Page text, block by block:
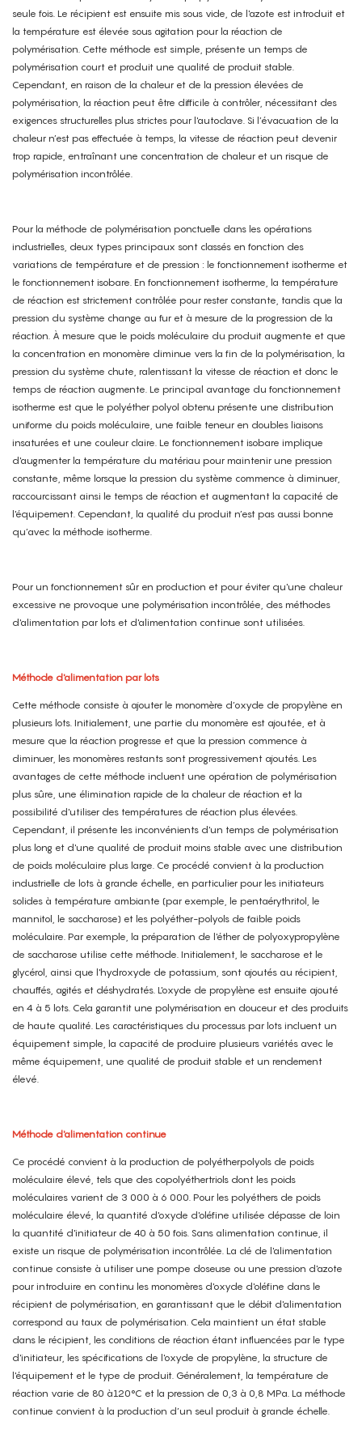
seule fois. Le récipient est ensuite mis sous vide, de l'azote est introduit et
la température est élevée sous agitation pour la réaction de
polymérisation. Cette méthode est simple, présente un temps de
polymérisation court et produit une qualité de produit stable.
Cependant, en raison de la chaleur et de la pression élevées de
polymérisation, la réaction peut être difficile à contrôler, nécessitant des
exigences structurelles plus strictes pour l'autoclave. Si l’évacuation de la
chaleur n’est pas effectuée à temps, la vitesse de réaction peut devenir
trop rapide, entraînant une concentration de chaleur et un risque de
polymérisation incontrôlée.
Pour la méthode de polymérisation ponctuelle dans les opérations
industrielles, deux types principaux sont classés en fonction des
variations de température et de pression : le fonctionnement isotherme et
le fonctionnement isobare. En fonctionnement isotherme, la température
de réaction est strictement contrôlée pour rester constante, tandis que la
pression du système change au fur et à mesure de la progression de la
réaction. À mesure que le poids moléculaire du produit augmente et que
la concentration en monomère diminue vers la fin de la polymérisation, la
pression du système chute, ralentissant la vitesse de réaction et donc le
temps de réaction augmente. Le principal avantage du fonctionnement
isotherme est que le polyéther polyol obtenu présente une distribution
uniforme du poids moléculaire, une faible teneur en doubles liaisons
insaturées et une couleur claire. Le fonctionnement isobare implique
d'augmenter la température du matériau pour maintenir une pression
constante, même lorsque la pression du système commence à diminuer,
raccourcissant ainsi le temps de réaction et augmentant la capacité de
l'équipement. Cependant, la qualité du produit n’est pas aussi bonne
qu’avec la méthode isotherme.
Pour un fonctionnement sûr en production et pour éviter qu'une chaleur
excessive ne provoque une polymérisation incontrôlée, des méthodes
d'alimentation par lots et d'alimentation continue sont utilisées.
Méthode d'alimentation par lots
Cette méthode consiste à ajouter le monomère d’oxyde de propylène en
plusieurs lots. Initialement, une partie du monomère est ajoutée, et à
mesure que la réaction progresse et que la pression commence à
diminuer, les monomères restants sont progressivement ajoutés. Les
avantages de cette méthode incluent une opération de polymérisation
plus sûre, une élimination rapide de la chaleur de réaction et la
possibilité d'utiliser des températures de réaction plus élevées.
Cependant, il présente les inconvénients d'un temps de polymérisation
plus long et d'une qualité de produit moins stable avec une distribution
de poids moléculaire plus large. Ce procédé convient à la production
industrielle de lots à grande échelle, en particulier pour les initiateurs
solides à température ambiante (par exemple, le pentaérythritol, le
mannitol, le saccharose) et les polyéther-polyols de faible poids
moléculaire. Par exemple, la préparation de l'éther de polyoxypropylène
de saccharose utilise cette méthode. Initialement, le saccharose et le
glycérol, ainsi que l'hydroxyde de potassium, sont ajoutés au récipient,
chauffés, agités et déshydratés. L'oxyde de propylène est ensuite ajouté
en 4 à 5 lots. Cela garantit une polymérisation en douceur et des produits
de haute qualité. Les caractéristiques du processus par lots incluent un
équipement simple, la capacité de produire plusieurs variétés avec le
même équipement, une qualité de produit stable et un rendement
élevé.
Méthode d'alimentation continue
Ce procédé convient à la production de polyétherpolyols de poids
moléculaire élevé, tels que des copolyéthertriols dont les poids
moléculaires varient de 3 000 à 6 000. Pour les polyéthers de poids
moléculaire élevé, la quantité d'oxyde d'oléfine utilisée dépasse de loin
la quantité d'initiateur de 40 à 50 fois. Sans alimentation continue, il
existe un risque de polymérisation incontrôlée. La clé de l'alimentation
continue consiste à utiliser une pompe doseuse ou une pression d'azote
pour introduire en continu les monomères d'oxyde d'oléfine dans le
récipient de polymérisation, en garantissant que le débit d'alimentation
correspond au taux de polymérisation. Cela maintient un état stable
dans le récipient, les conditions de réaction étant influencées par le type
d'initiateur, les spécifications de l'oxyde de propylène, la structure de
l'équipement et le type de produit. Généralement, la température de
réaction varie de 80 à120°C et la pression de 0,3 à 0,8 MPa. La méthode
continue convient à la production d’un seul produit à grande échelle.